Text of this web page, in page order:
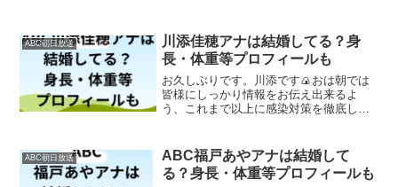
ABC朝日放送
川添佳穂アナは結婚してる？身
長・体重等プロフィールも
お久しぶりです。川添です🍙おは朝では
皆様にしっかり情報をお伝え出来るよ
う、これまで以上に感染対策を徹底して
は寝て待て pic.twitter.com/XKtmUi...
ABC朝日放送
ABC福戸あやアナは結婚して
る？身長・体重等プロフィールも